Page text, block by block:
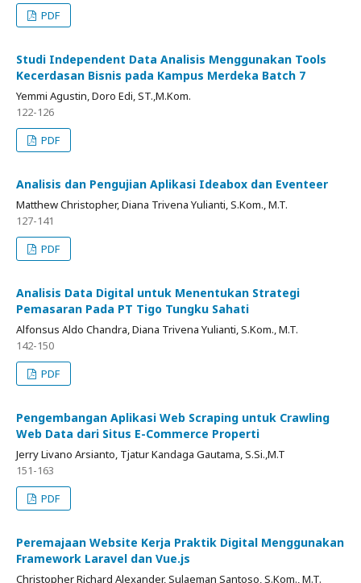
PDF
Studi Independent Data Analisis Menggunakan Tools
Kecerdasan Bisnis pada Kampus Merdeka Batch 7
Yemmi Agustin, Doro Edi, ST.,M.Kom.
122-126
PDF
Analisis dan Pengujian Aplikasi Ideabox dan Eventeer
Matthew Christopher, Diana Trivena Yulianti, S.Kom., M.T.
127-141
PDF
Analisis Data Digital untuk Menentukan Strategi
Pemasaran Pada PT Tigo Tungku Sahati
Alfonsus Aldo Chandra, Diana Trivena Yulianti, S.Kom., M.T.
142-150
PDF
Pengembangan Aplikasi Web Scraping untuk Crawling
Web Data dari Situs E-Commerce Properti
Jerry Livano Arsianto, Tjatur Kandaga Gautama, S.Si.,M.T
151-163
PDF
Peremajaan Website Kerja Praktik Digital Menggunakan
Framework Laravel dan Vue.js
Christopher Richard Alexander, Sulaeman Santoso, S.Kom., M.T.